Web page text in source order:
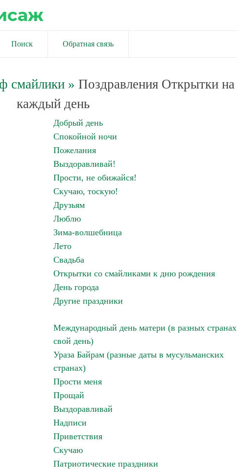
Поиск Обратная связь
смайлики » Поздравления Открытки на
каждый день
Добрый день
Спокойной ночи
Пожелания
Выздоравливай!
Прости, не обижайся!
Скучаю, тоскую!
Друзьям
Люблю
Зима-волшебница
Лето
Свадьба
Открытки со смайликами к дню рождения
День города
Другие праздники
Международный день матери (в разных странах
свой день)
Ураза Байрам (разные даты в мусульманских
странах)
Прости меня
Прощай
Выздоравливай
Надписи
Приветствия
Скучаю
Патриотические праздники